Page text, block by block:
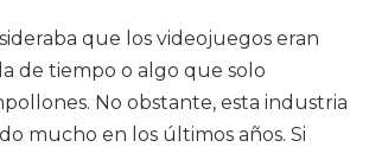
que los videojuegos eran
de tiempo o algo que solo
No obstante, esta industria
mucho en los últimos años. Si